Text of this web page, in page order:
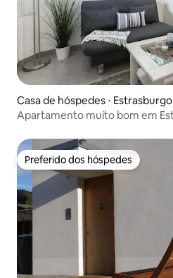
Casa de hóspedes ⋅ Estrasburgo
Apartamento muito bom em
Preferido dos hóspedes
Preferido dos hóspedes